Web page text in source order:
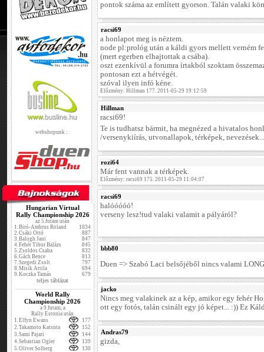
webshopunk :
Hungarian Virtual
Rally Championship 2026
az 5.futam után
1.Biró-Ambrus Roland
1034
2.Csáki Ottó
887
3.Balogh Jani
847
4.Fehér Tibor Balázs
845
5.Zsoldos Csaba
832
6.Gách Bence
813
7.Szegedi Zsolt
797
8.Misik Attila
694
9.Koczka Tamás 679
teljes táblázat
World Rally
Championship 2026
a 9.futam, a
Rally Estonia után
1.Elfyn Ewans
177
2.Takamoto Katsuta
152
3.Sami Pajari
144
4.Sebastian Ogier
139
5.Oliver Solberg
130
pontok száma az említett gyorson. Talán valaki
racsi69
a honlapot meg is néztem.
node pl:prológ után a káldi gyors mellett verném
(mert egerben elhajtottak a csába).
oszt ezenkívül a forumra írtakból szoktam
pontosan ezt a hétvégét.
szóval ilyen infó kéne.
Előzmény: Hillman 177. 2011-05-29 19:12:59
Hillman
racsi69!
Te is tudhatsz bármit, ha megnézed a hivatalos
/versenykiírás, utvonallapok, térképek,
rozi64
Már fent vannak a térképek.
Előzmény: racsi69 175. 2011-05-29 11:04:07
racsi69
halóóóóó!
verseny lesz!tud valaki valamit a pályáról?
bbb80
Duen => Szabó Laci belsőjéből nincs valami
jacko
Nincs meg valakinek az a kép, amikor egy fehér
ott egy fotós, talán csinált egy jó képet... :)) Ez
Andras79
gizda,